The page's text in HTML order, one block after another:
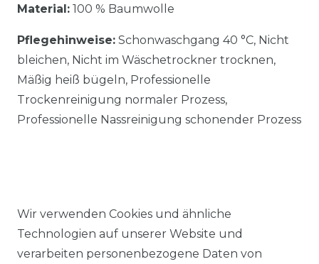
Material: 100 % Baumwolle
Pflegehinweise: Schonwaschgang 40 °C, Nicht
bleichen, Nicht im Wäschetrockner trocknen,
Mäßig heiß bügeln, Professionelle
Trockenreinigung normaler Prozess,
Professionelle Nassreinigung schonender Prozess
Ähnlicher Artikel
Wir verwenden Cookies und ähnliche
Technologien auf unserer Website und
verarbeiten personenbezogene Daten von